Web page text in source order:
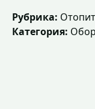
Рубрика:
Категория: